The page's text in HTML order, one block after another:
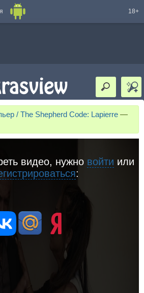
18+
/ The Shepherd Code: Lapierre —
видео, нужно войти или
: